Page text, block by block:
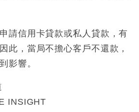
請信用卡貸款或私人貸款，有
此，當局不擔心客戶不還款，
影響。
INSIGHT